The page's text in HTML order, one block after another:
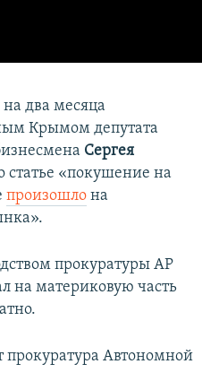
два месяца
Крымом депутата
Сергея
статье «покушение на
произошло на
прокуратуры АР
на материковую часть
Автономной